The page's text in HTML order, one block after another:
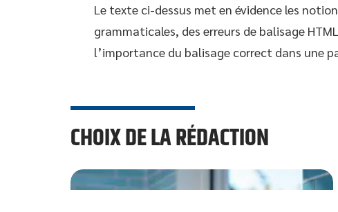
Le texte ci-dessus met en évidence les
grammaticales, des erreurs de balisage
l’importance du balisage correct dans une
CHOIX DE LA RÉDACTION